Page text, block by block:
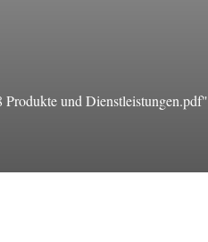
und Dienstleistungen.pdf"